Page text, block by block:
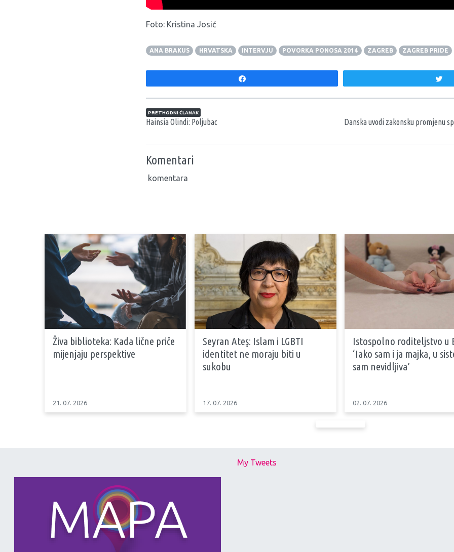
Foto: Kristina Josić
ANA BRAKUS HRVATSKA INTERVJU POVORKA PONOSA 2014 ZAGREB ZAGREB PRIDE
Navigacija članaka
PRETHODNI ČLANAK
Hainsia Olindi: Poljubac Danska uvodi zakonsku promjenu
Komentari
komentara
Živa biblioteka: Kada lične priče
mijenjaju perspektive
21. 07. 2026
Seyran Ateş: Islam i LGBTI
identitet ne moraju biti u
sukobu
17. 07. 2026
Istospolno roditeljstvo u
‘Iako sam i ja majka, u
sam nevidljiva’
02. 07. 2026
My Tweets